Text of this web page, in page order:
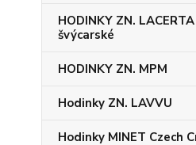
HODINKY ZN. LACERTA
švýcarské
HODINKY ZN. MPM
Hodinky ZN. LAVVU
Hodinky MINET Czech